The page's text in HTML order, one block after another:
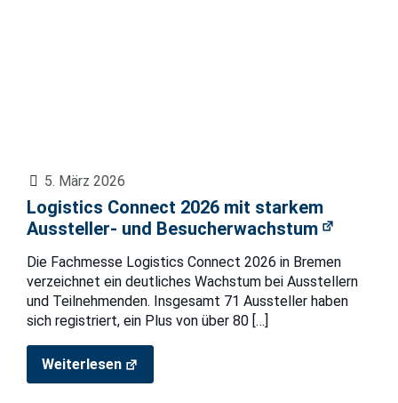
5. März 2026
Logistics Connect 2026 mit starkem
Aussteller- und Besucherwachstum
Die Fachmesse Logistics Connect 2026 in Bremen
verzeichnet ein deutliches Wachstum bei Ausstellern
und Teilnehmenden. Insgesamt 71 Aussteller haben
sich registriert, ein Plus von über 80 […]
Weiterlesen